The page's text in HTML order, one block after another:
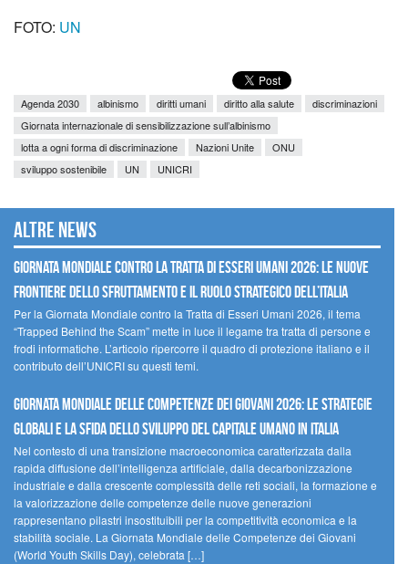
FOTO: UN
Agenda 2030 albinismo diritti umani diritto alla salute
discriminazioni
Giornata internazionale di sensibilizzazione sull’albinismo
lotta a ogni forma di discriminazione
Nazioni Unite
ONU
sviluppo sostenibile
UN UNICRI
Altre news
GIORNATA MONDIALE CONTRO LA TRATTA DI ESSERI UMANI 2026: LE NUOVE
FRONTIERE DELLO SFRUTTAMENTO E IL RUOLO STRATEGICO DELL’ITALIA
Per la Giornata Mondiale contro la Tratta di Esseri Umani 2026, il tema
“Trapped Behind the Scam” mette in luce il legame tra tratta di persone e
frodi informatiche. L’articolo ripercorre il quadro di protezione italiano e il
contributo dell’UNICRI su questi temi.
GIORNATA MONDIALE DELLE COMPETENZE DEI GIOVANI 2026: LE STRATEGIE
GLOBALI E LA SFIDA DELLO SVILUPPO DEL CAPITALE UMANO IN ITALIA
Nel contesto di una transizione macroeconomica caratterizzata dalla
rapida diffusione dell’intelligenza artificiale, dalla decarbonizzazione
industriale e dalla crescente complessità delle reti sociali, la formazione e
la valorizzazione delle competenze delle nuove generazioni
rappresentano pilastri insostituibili per la competitività economica e la
stabilità sociale. La Giornata Mondiale delle Competenze dei Giovani
(World Youth Skills Day), celebrata […]